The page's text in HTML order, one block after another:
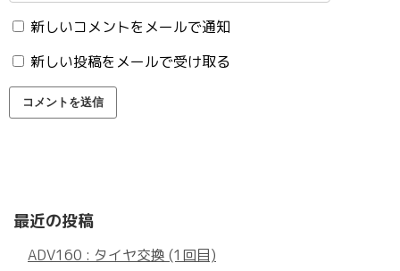
新しいコメントをメールで通知
新しい投稿をメールで受け取る
最近の投稿
ADV160 : タイヤ交換 (1回目)